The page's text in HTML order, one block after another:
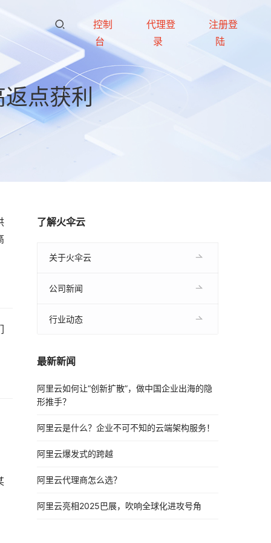
控制
台
代理登
录
注册登
陆
点获利
了解火伞云
关于火伞云
公司新闻
行业动态
最新新闻
阿里云如何让“创新扩散”，做中国企业出海的隐
形推手？
阿里云是什么？企业不可不知的云端架构服务！
阿里云爆发式的跨越
阿里云代理商怎么选？
阿里云亮相2025巴展，吹响全球化进攻号角